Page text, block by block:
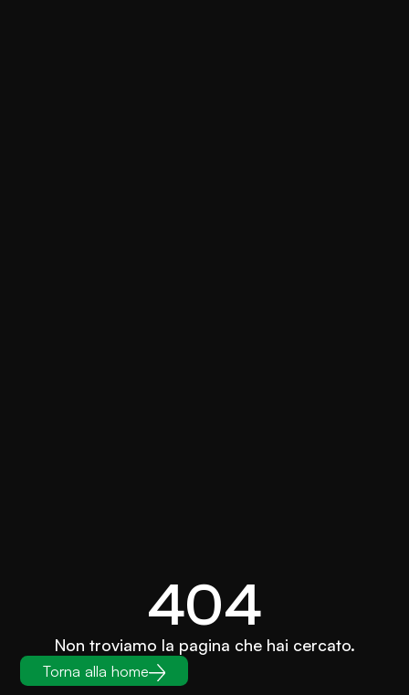
404
Non troviamo la pagina che hai cercato.
Torna alla home